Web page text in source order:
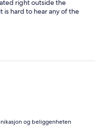
right outside the
hard to hear any of the
og beliggenheten